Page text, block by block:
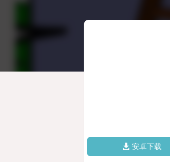
安卓下载